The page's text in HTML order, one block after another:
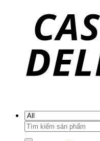
Search
for: